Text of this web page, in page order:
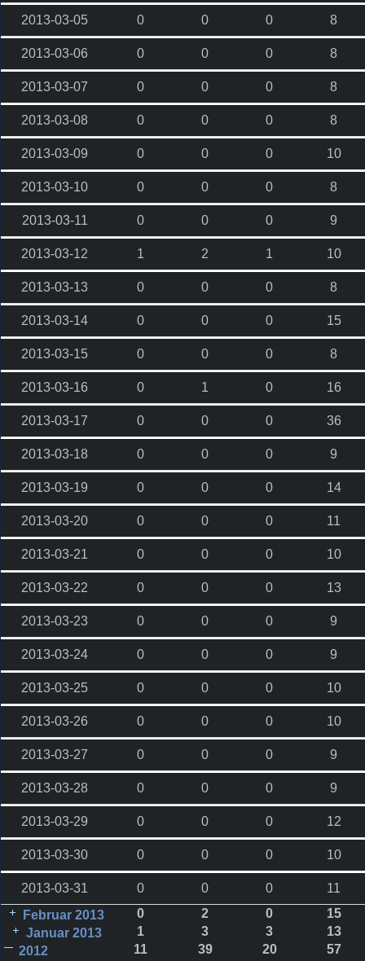
2013-03-05 0 0 0 8
2013-03-06 0 0 0 8
2013-03-07 0 0 0 8
2013-03-08 0 0 0 8
2013-03-09 0 0 0 10
2013-03-10 0 0 0 8
2013-03-11 0 0 0 9
2013-03-12 1 2 1 10
2013-03-13 0 0 0 8
2013-03-14 0 0 0 15
2013-03-15 0 0 0 8
2013-03-16 0 1 0 16
2013-03-17 0 0 0 36
2013-03-18 0 0 0 9
2013-03-19 0 0 0 14
2013-03-20 0 0 0 11
2013-03-21 0 0 0 10
2013-03-22 0 0 0 13
2013-03-23 0 0 0 9
2013-03-24 0 0 0 9
2013-03-25 0 0 0 10
2013-03-26 0 0 0 10
2013-03-27 0 0 0 9
2013-03-28 0 0 0 9
2013-03-29 0 0 0 12
2013-03-30 0 0 0 10
2013-03-31 0 0 0
11
Februar 2013
0 2 0
15
Januar 2013
1 3 3
13
2012
11 39 20
57